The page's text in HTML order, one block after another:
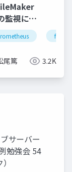
mfa
監視に
を活用す
尾篤 3.2K
サーバー
勉強会 54